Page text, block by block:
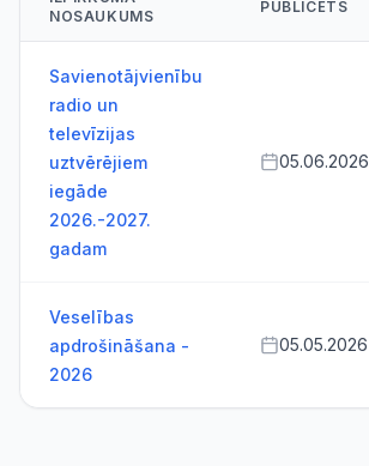
NOSAUKUMS
PUBLICĒTS
Savienotājvienību
radio un
televīzijas
uztvērējiem
iegāde
2026.-2027.
gadam
05.06.2026
Veselības
apdrošināšana -
2026
05.05.2026